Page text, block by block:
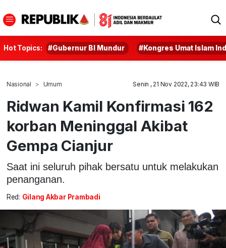
Hot Topics: #Gubernur BI Mundur #Kongres Umat Islam
Nasional Umum Senin , 21 Nov 2022, 23:43 WIB
Ridwan Kamil Konfirmasi 162
korban Meninggal Akibat
Gempa Cianjur
Saat ini seluruh pihak bersatu untuk melakukan
penanganan.
Red: Gilang Akbar Prambadi